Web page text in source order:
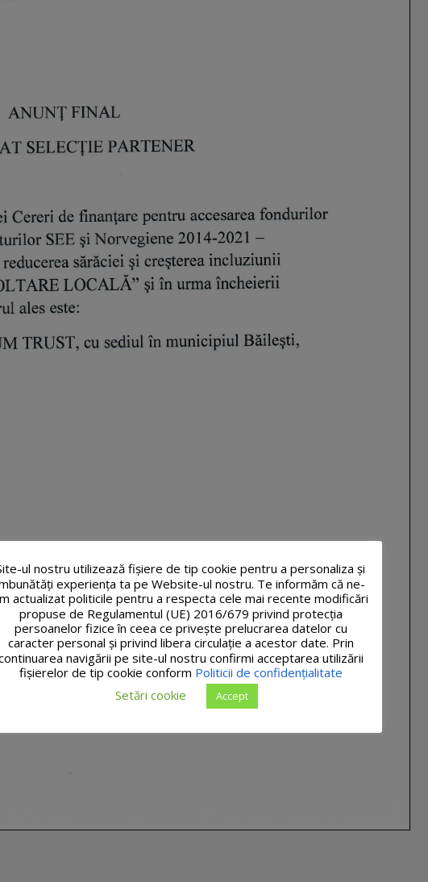
ul nostru utilizează fişiere de tip cookie pentru a personaliza și
experiența ta pe Website-ul nostru. Te informăm că ne-
actualizat politicile pentru a respecta cele mai recente modificări
propuse de Regulamentul (UE) 2016/679 privind protecția
persoanelor fizice în ceea ce privește prelucrarea datelor cu
caracter personal și privind libera circulație a acestor date. Prin
navigării pe site-ul nostru confirmi acceptarea utilizării
fişierelor de tip cookie conform Politicii de confidențialitate
Setări cookie
Accept